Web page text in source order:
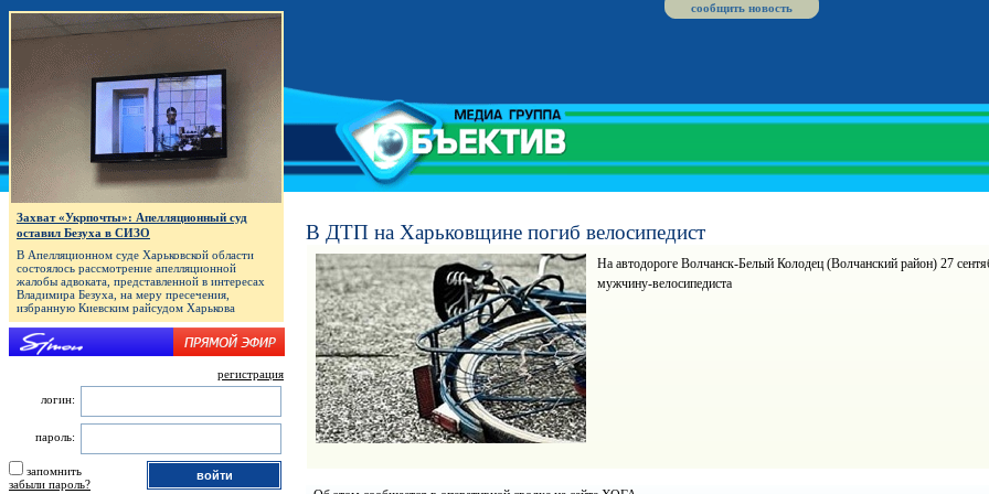
сообщить новость
В ДТП на Харьковщине погиб велосипедист
На автодороге Волчанск-Белый Колодец (Волчанский район) 27
мужчину-велосипедиста
Захват «Укрпочты»: Апелляционный суд
оставил Безуха в СИЗО
В Апелляционном суде Харьковской области
состоялось рассмотрение апелляционной
жалобы адвоката, представленной в интересах
Владимира Безуха, на меру пресечения,
избранную Киевским райсудом Харькова
регистрация
логин:
пароль:
запомнить
забыли пароль?